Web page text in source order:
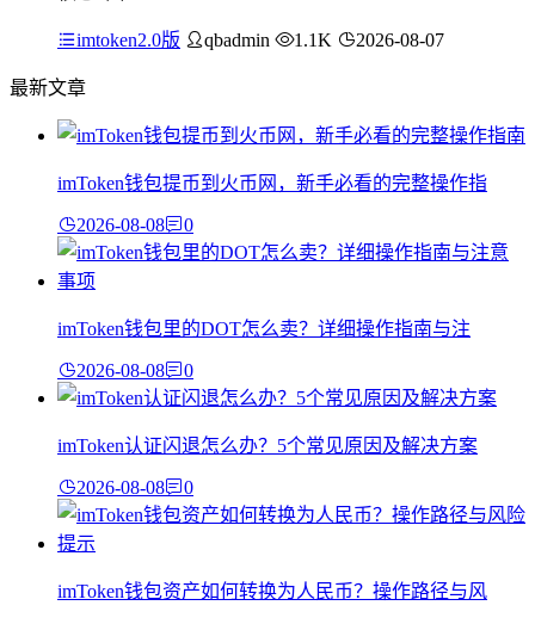
imtoken2.0版 qbadmin 1.1K 2026-08-07
最新文章
imToken钱包提币到火币网，新手必看的完整操作指
2026-08-08 0
imToken钱包里的DOT怎么卖？详细操作指南与注
2026-08-08 0
imToken认证闪退怎么办？5个常见原因及解决方案
2026-08-08 0
imToken钱包资产如何转换为人民币？操作路径与风